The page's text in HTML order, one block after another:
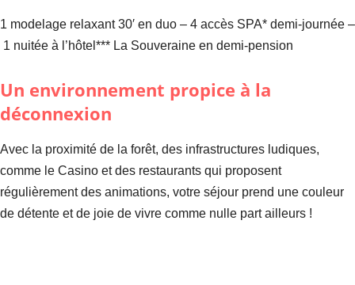
1 modelage relaxant 30′ en duo – 4 accès SPA* demi-journée –
1 nuitée à l’hôtel*** La Souveraine en demi-pension
Un environnement propice à la
déconnexion
Avec la proximité de la forêt, des infrastructures ludiques,
comme le Casino et des restaurants qui proposent
régulièrement des animations, votre séjour prend une couleur
de détente et de joie de vivre comme nulle part ailleurs !